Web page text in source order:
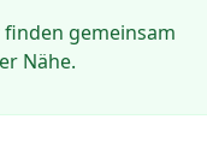
gemeinsam
Nähe.